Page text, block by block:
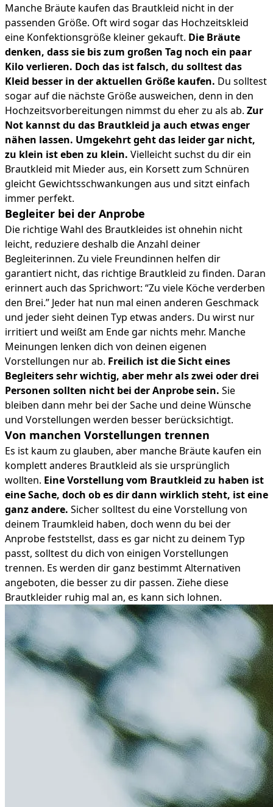
Manche Bräute kaufen das Brautkleid nicht in der
passenden Größe. Oft wird sogar das Hochzeitskleid
eine Konfektionsgröße kleiner gekauft. Die Bräute
denken, dass sie bis zum großen Tag noch ein paar
Kilo verlieren. Doch das ist falsch, du solltest das
Kleid besser in der aktuellen Größe kaufen. Du solltest
sogar auf die nächste Größe ausweichen, denn in den
Hochzeitsvorbereitungen nimmst du eher zu als ab. Zur
Not kannst du das Brautkleid ja auch etwas enger
nähen lassen. Umgekehrt geht das leider gar nicht,
zu klein ist eben zu klein. Vielleicht suchst du dir ein
Brautkleid mit Mieder aus, ein Korsett zum Schnüren
gleicht Gewichtsschwankungen aus und sitzt einfach
immer perfekt.
Begleiter bei der Anprobe
Die richtige Wahl des Brautkleides ist ohnehin nicht
leicht, reduziere deshalb die Anzahl deiner
Begleiterinnen. Zu viele Freundinnen helfen dir
garantiert nicht, das richtige Brautkleid zu finden. Daran
erinnert auch das Sprichwort: “Zu viele Köche verderben
den Brei.” Jeder hat nun mal einen anderen Geschmack
und jeder sieht deinen Typ etwas anders. Du wirst nur
irritiert und weißt am Ende gar nichts mehr. Manche
Meinungen lenken dich von deinen eigenen
Vorstellungen nur ab. Freilich ist die Sicht eines
Begleiters sehr wichtig, aber mehr als zwei oder drei
Personen sollten nicht bei der Anprobe sein. Sie
bleiben dann mehr bei der Sache und deine Wünsche
und Vorstellungen werden besser berücksichtigt.
Von manchen Vorstellungen trennen
Es ist kaum zu glauben, aber manche Bräute kaufen ein
komplett anderes Brautkleid als sie ursprünglich
wollten. Eine Vorstellung vom Brautkleid zu haben ist
eine Sache, doch ob es dir dann wirklich steht, ist eine
ganz andere. Sicher solltest du eine Vorstellung von
deinem Traumkleid haben, doch wenn du bei der
Anprobe feststellst, dass es gar nicht zu deinem Typ
passt, solltest du dich von einigen Vorstellungen
trennen. Es werden dir ganz bestimmt Alternativen
angeboten, die besser zu dir passen. Ziehe diese
Brautkleider ruhig mal an, es kann sich lohnen.